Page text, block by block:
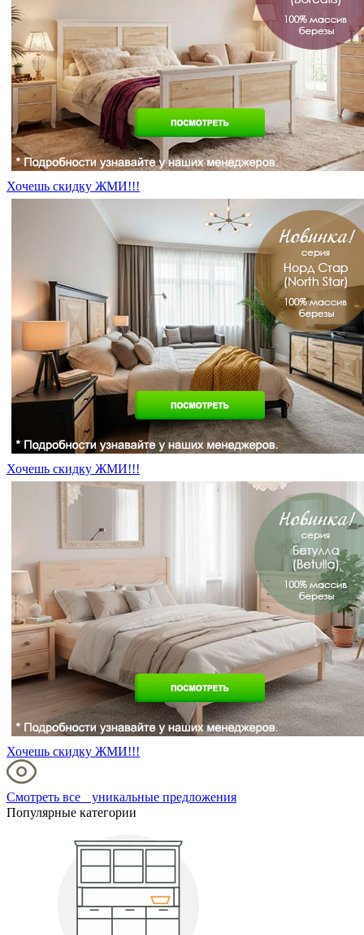
Хочешь скидку ЖМИ!!!
Хочешь скидку ЖМИ!!!
Хочешь скидку ЖМИ!!!
Смотреть все уникальные предложения
Популярные категории